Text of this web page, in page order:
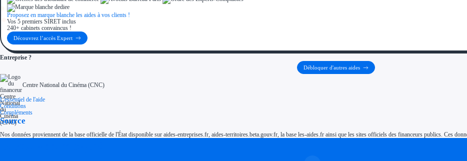
Proposez en marque blanche les aides à vos clients !
Vos 5 premiers SIRET inclus
240+ cabinets convaincus !
Découvrez l’accès Expert
Entreprise ?
Débloquer d'autres aides
Centre National du Cinéma (CNC)
L'essentiel de l'aide
Conditions
Compléments
Source
Nos données proviennent de la base officielle de l'État disponible sur aides-entreprises.fr, aides-territoires.beta.gouv.fr, la base les-aides.fr ainsi que les sites officiels des financeurs publics. Ces